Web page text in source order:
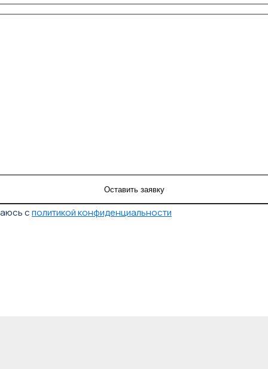
сполитикой конфиденциальности